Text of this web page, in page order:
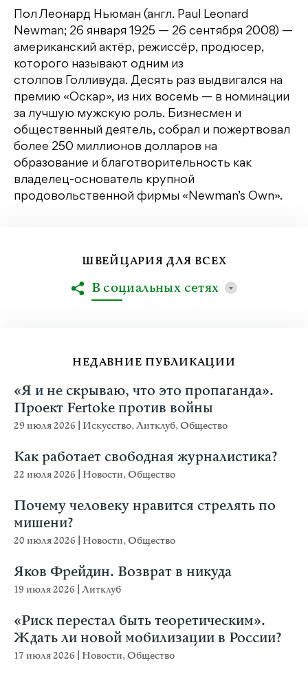
Пол Леонард Ньюман (англ. Paul Leonard
Newman; 26 января 1925 — 26 сентября 2008) —
американский актёр, режиссёр, продюсер,
которого называют одним из
столпов Голливуда. Десять раз выдвигался на
премию «Оскар», из них восемь — в номинации
за лучшую мужскую роль. Бизнесмен и
общественный деятель, собрал и пожертвовал
более 250 миллионов долларов на
образование и благотворительность как
владелец-основатель крупной
продовольственной фирмы «Newman’s Own».
НЕДАВНИЕ ПУБЛИКАЦИИ
«Я и не скрываю, что это пропаганда».
Проект Fertoke против войны
29 июля 2026 Искусство,Литклуб,Общество
Как работает свободная журналистика?
22 июля 2026 Новости,Общество
Почему человеку нравится стрелять по
мишени?
20 июля 2026 Новости,Общество
Яков Фрейдин. Возврат в никуда
19 июля 2026 Литклуб
«Риск перестал быть теоретическим».
Ждать ли новой мобилизации в России?
17 июля 2026 Новости,Общество
ШВЕЙЦАРИЯ ДЛЯ ВСЕХ
В социальных сетях